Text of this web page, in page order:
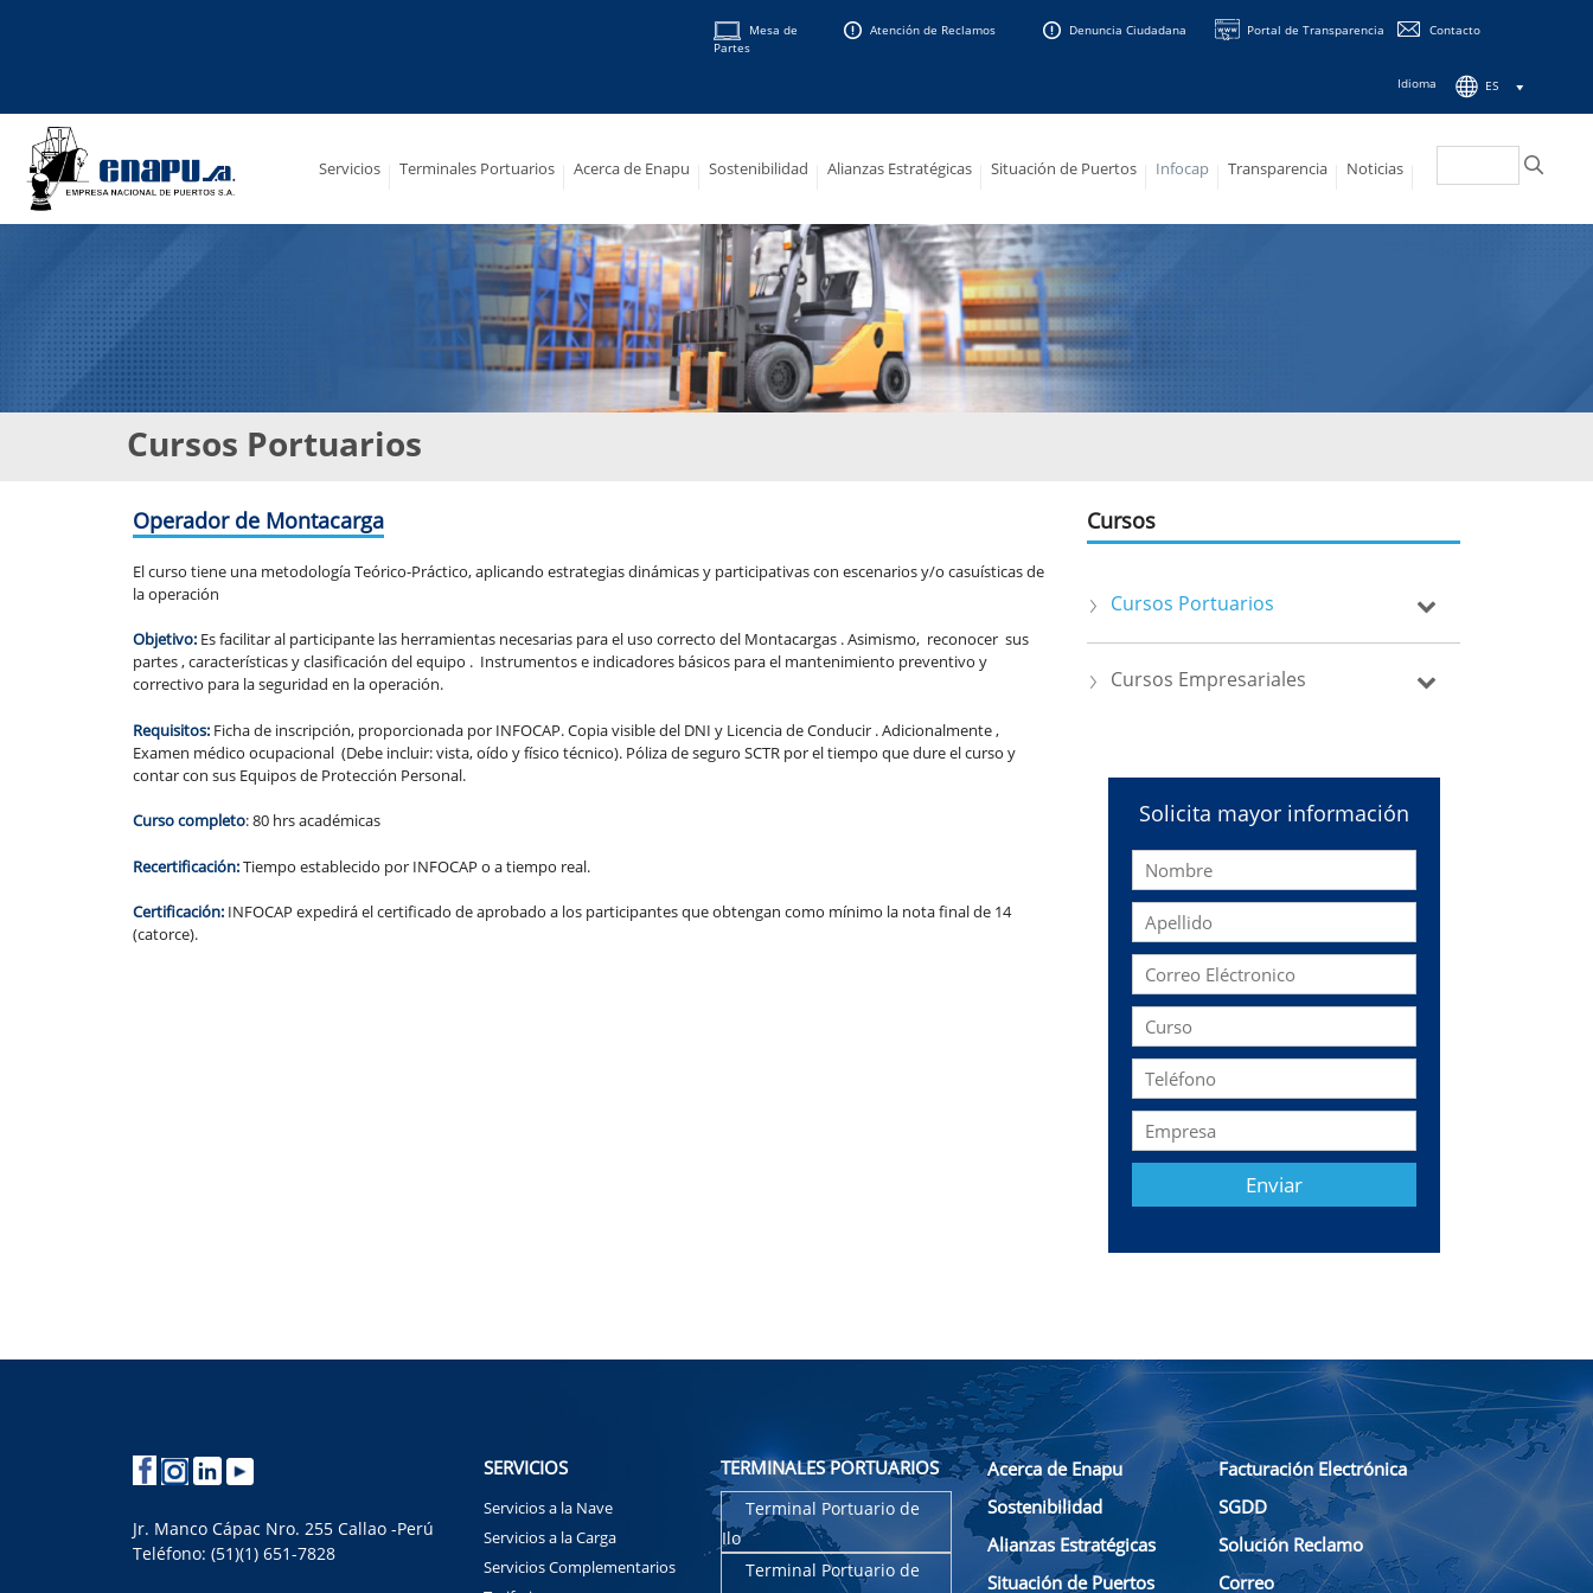
Mesa de
Partes
Atención de Reclamos Denuncia Ciudadana Portal de Transparencia Contacto
Idioma ES
Servicios Terminales Portuarios Acerca de Enapu Sostenibilidad Alianzas Estratégicas Situación de Puertos Infocap Transparencia Noticias
Cursos Portuarios
Operador de Montacarga
El curso tiene una metodología Teórico-Práctico, aplicando estrategias dinámicas y participativas con escenarios y/o casuísticas de
la operación
Objetivo: Es facilitar al participante las herramientas necesarias para el uso correcto del Montacargas . Asimismo, reconocer sus
partes , características y clasificación del equipo . Instrumentos e indicadores básicos para el mantenimiento preventivo y
correctivo para la seguridad en la operación.
Requisitos: Ficha de inscripción, proporcionada por INFOCAP. Copia visible del DNI y Licencia de Conducir . Adicionalmente ,
Examen médico ocupacional (Debe incluir: vista, oído y físico técnico). Póliza de seguro SCTR por el tiempo que dure el curso y
contar con sus Equipos de Protección Personal.
Curso completo: 80 hrs académicas
Recertificación:Tiempo establecido por INFOCAP o a tiempo real.
Certificación: INFOCAP expedirá el certificado de aprobado a los participantes que obtengan como mínimo la nota final de 14
(catorce).
Cursos
Cursos Portuarios
Cursos Empresariales
Solicita mayor información
Jr. Manco Cápac Nro. 255 Callao -Perú
Teléfono: (51)(1) 651-7828
SERVICIOS
Servicios a la Nave
Servicios a la Carga
Servicios Complementarios
TERMINALES PORTUARIOS
Terminal Portuario de
Ilo
Terminal Portuario de
Acerca de Enapu
Sostenibilidad
Alianzas Estratégicas
Situación de Puertos
Facturación Electrónica
SGDD
Solución Reclamo
Correo